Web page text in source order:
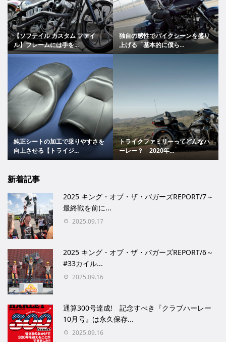
【ソフテイル カスタム ファイ
ル】フレームには手を...
独自の感性でバイクシーンを盛り
上げる「基本的に僕ら...
純正シートの加工で乗りやすさを
向上させる【トライジ...
トライクファミリーってどんなハ
ーレー？ 2020年...
新着記事
2025 キング・オブ・ザ・バガーズREPORT/7～
最終戦を前に...
2025.09.17
2025 キング・オブ・ザ・バガーズREPORT/6～
#33カイル...
2025.09.16
通算300号達成! 記念すべき『クラブハーレー
10月号』は永久保存...
2025.09.16